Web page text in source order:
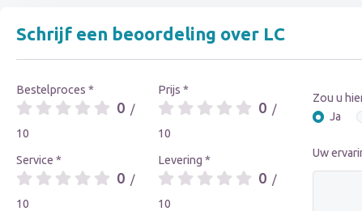
Schrijf een beoordeling over LC
Bestelproces *
0 /
10
Service *
0 /
10
Prijs *
0 /
10
Levering *
0 /
10
Zou u
Ja
Uw